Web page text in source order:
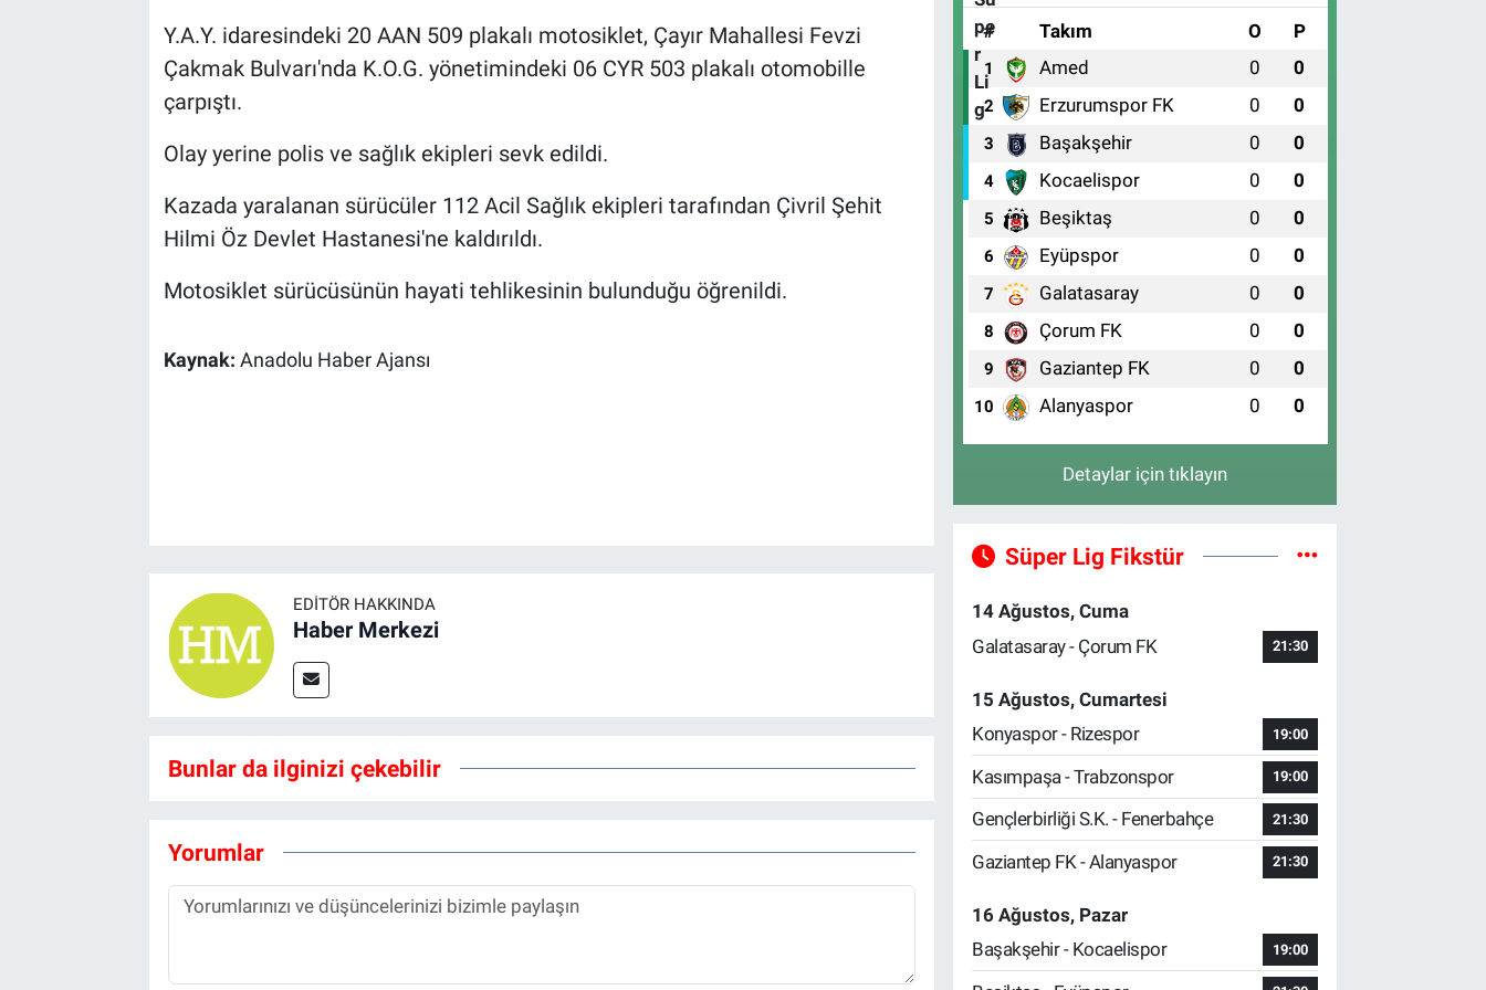
Y.A.Y. idaresindeki 20 AAN 509 plakalı motosiklet, Çayır Mahallesi Fevzi
Çakmak Bulvarı'nda K.O.G. yönetimindeki 06 CYR 503 plakalı otomobille
çarpıştı.
Olay yerine polis ve sağlık ekipleri sevk edildi.
Kazada yaralanan sürücüler 112 Acil Sağlık ekipleri tarafından Çivril Şehit
Hilmi Öz Devlet Hastanesi'ne kaldırıldı.
Motosiklet sürücüsünün hayati tehlikesinin bulunduğu öğrenildi.
Kaynak: Anadolu Haber Ajansı
EDITÖR HAKKINDA
Haber Merkezi
Bunlar da ilginizi çekebilir
Yorumlar
# Takım O P
1 Amed 0 0
2 Erzurumspor FK 0 0
3 Başakşehir 0 0
4 Kocaelispor 0 0
5 Beşiktaş 0 0
6 Eyüpspor 0 0
7 Galatasaray 0 0
8 Çorum FK 0 0
9 Gaziantep FK 0 0
10 Alanyaspor 0 0
Detaylar için tıklayın
Süper Lig Fikstür
14 Ağustos, Cuma
Galatasaray - Çorum FK
21:30
15 Ağustos, Cumartesi
Konyaspor - Rizespor
19:00
Kasımpaşa - Trabzonspor 19:00
Gençlerbirliği S.K. - Fenerbahçe 21:30
Gaziantep FK - Alanyaspor 21:30
16 Ağustos, Pazar
Başakşehir - Kocaelispor
19:00